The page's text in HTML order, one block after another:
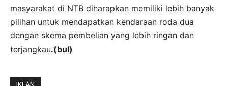
masyarakat di NTB diharapkan memiliki lebih banyak
pilihan untuk mendapatkan kendaraan roda dua
dengan skema pembelian yang lebih ringan dan
terjangkau.(bul)